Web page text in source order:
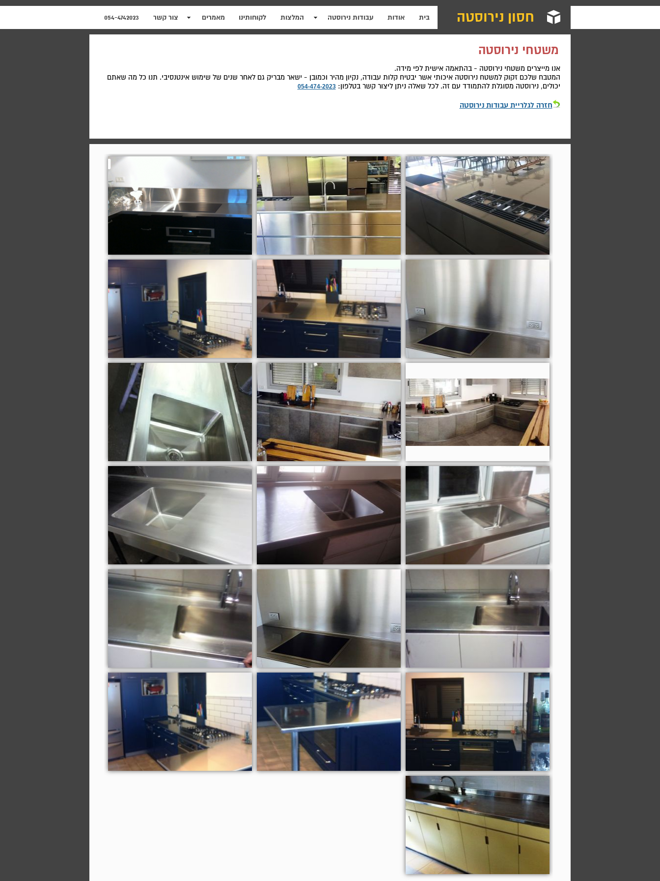
חסון נירוסטה בית אודות עבודות נירוסטה המלצות לקוחותינו מאמרים צור קשר 054-4742023
משטחי נירוסטה
אנו מייצרים משטחי נירוסטה - בהתאמה אישית לפי מידה.
המטבח שלכם זקוק למשטח נירוסטה איכותי אשר יבטיח קלות עבודה, נקיון מהיר וכמובן - ישאר מבריק גם לאחר שנים של שימוש אינטנסיבי. תנו כל מה שאתם
יכולים, נירוסטה מסוגלת להתמודד עם זה.​ לכל שאלה ניתן ליצור קשר בטלפון:054-474-2023
חזרה לגלריית עבודות נירוסטה